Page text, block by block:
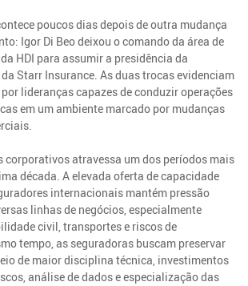
poucos dias depois de outra mudança
Igor Di Beo deixou o comando da área de
HDI para assumir a presidência da
Starr Insurance. As duas trocas evidenciam
lideranças capazes de conduzir operações
em um ambiente marcado por mudanças
corporativos atravessa um dos períodos mais
década. A elevada oferta de capacidade
internacionais mantém pressão
linhas de negócios, especialmente
civil, transportes e riscos de
tempo, as seguradoras buscam preservar
de maior disciplina técnica, investimentos
análise de dados e especialização das